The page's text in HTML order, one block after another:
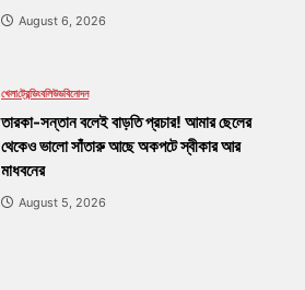
August 6, 2026
খেলাট্রেন্ডিংবলিউডবিনোদন
তারকা-সন্তান বলেই বাড়তি প্রচার! আমার ছেলের
থেকেও ভালো সাঁতারু আছে অকপটে স্বীকার আর
মাধবনের
August 5, 2026